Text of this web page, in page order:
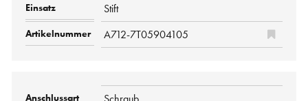
Stift
A712-7T05904105